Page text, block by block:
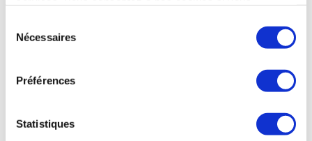
Nécessaires
Préférences
Statistiques